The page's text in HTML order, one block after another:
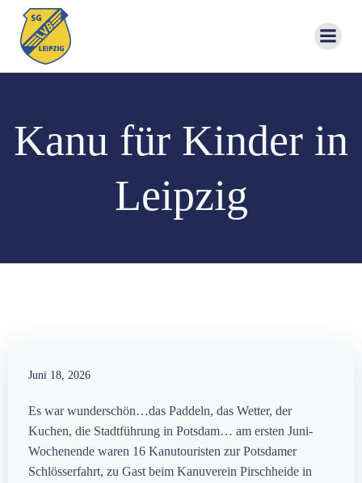
Kanu für Kinder in
Leipzig
Juni 18, 2026
Es war wunderschön…das Paddeln, das Wetter, der
Kuchen, die Stadtführung in Potsdam… am ersten Juni-
Wochenende waren 16 Kanutouristen zur Potsdamer
Schlösserfahrt, zu Gast beim Kanuverein Pirschheide in